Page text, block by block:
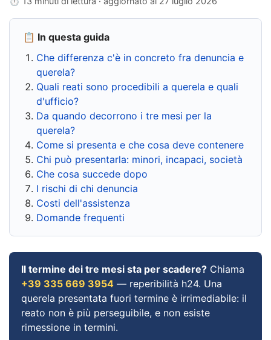
📋 In questa guida
Che differenza c'è in concreto fra denuncia e
querela?
Quali reati sono procedibili a querela e quali
d'ufficio?
Da quando decorrono i tre mesi per la
querela?
Come si presenta e che cosa deve contenere
Chi può presentarla: minori, incapaci, società
Che cosa succede dopo
I rischi di chi denuncia
Costi dell'assistenza
Domande frequenti
Il termine dei tre mesi sta per scadere? Chiama
+39 335 669 3954 — reperibilità h24. Una
querela presentata fuori termine è irrimediabile: il
reato non è più perseguibile, e non esiste
rimessione in termini.